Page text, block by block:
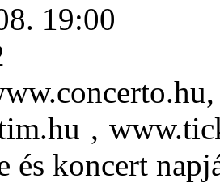
19:00
,
és koncert